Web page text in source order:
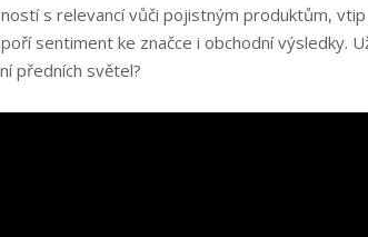
s relevancí vůči pojistným produktům,
sentiment ke značce i obchodní výsledky.
předních světel?